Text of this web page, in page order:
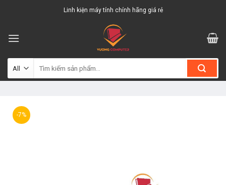
Linh kiện máy tính chính hãng giá rẻ
kiếm:
-7%